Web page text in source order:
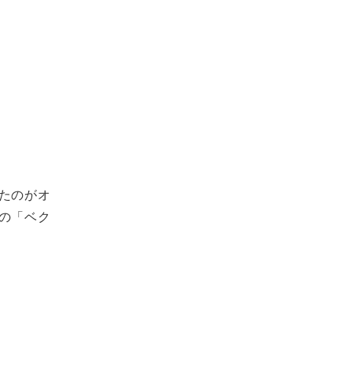
のがオ
「ベク